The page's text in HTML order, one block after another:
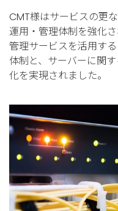
CMT様はサービスの更
運用・管理体制を強化
管理サービスを活用す
体制と、サーバーに関
化を実現されました。